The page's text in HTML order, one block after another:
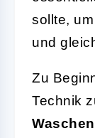
sollte,
und
Zu
Technik
Waschen